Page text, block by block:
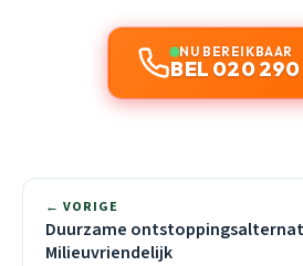
NU BEREIKBAAR
BEL 020 290
← VORIGE
Duurzame
Milieuvriendelijk